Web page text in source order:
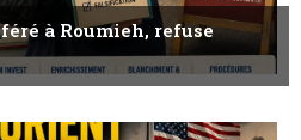
à Roumieh, refuse